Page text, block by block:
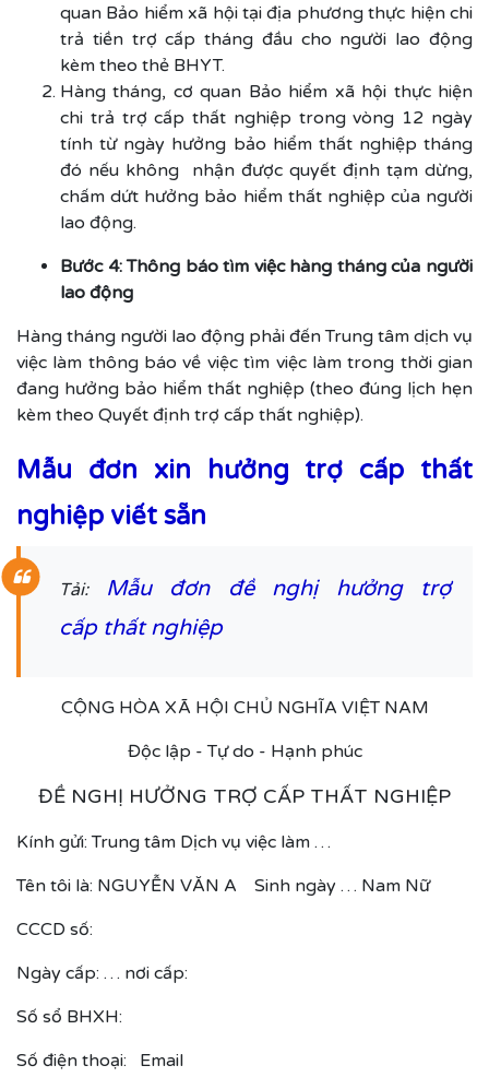
quan Bảo hiểm xã hội tại địa phương thực hiện chi
trả tiền trợ cấp tháng đầu cho người lao động
kèm theo thẻ BHYT.
Hàng tháng, cơ quan Bảo hiểm xã hội thực hiện
chi trả trợ cấp thất nghiệp trong vòng 12 ngày
tính từ ngày hưởng bảo hiểm thất nghiệp tháng
đó nếu không nhận được quyết định tạm dừng,
chấm dứt hưởng bảo hiểm thất nghiệp của người
lao động.
Bước 4: Thông báo tìm việc hàng tháng của người
lao động
Hàng tháng người lao động phải đến Trung tâm dịch vụ
việc làm thông báo về việc tìm việc làm trong thời gian
đang hưởng bảo hiểm thất nghiệp (theo đúng lịch hẹn
kèm theo Quyết định trợ cấp thất nghiệp).
Mẫu đơn xin hưởng trợ cấp thất
nghiệp viết sẵn
Tải:
Mẫu đơn đề nghị hưởng trợ
cấp thất nghiệp
CỘNG HÒA XÃ HỘI CHỦ NGHĨA VIỆT NAM
Độc lập - Tự do - Hạnh phúc
ĐỀ NGHỊ HƯỞNG TRỢ CẤP THẤT NGHIỆP
Kính gửi: Trung tâm Dịch vụ việc làm …
Tên tôi là: NGUYỄN VĂN A Sinh ngày … Nam Nữ
CCCD số:
Ngày cấp: … nơi cấp:
Số sổ BHXH:
Số điện thoại: Email